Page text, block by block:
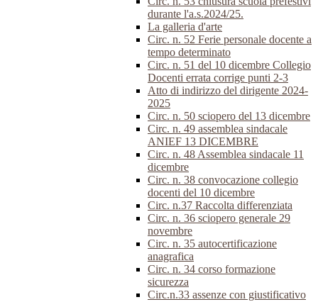
durante l'a.s.2024/25.
La galleria d'arte
Circ. n. 52 Ferie personale docente a
tempo determinato
Circ. n. 51 del 10 dicembre Collegio
Docenti errata corrige punti 2-3
Atto di indirizzo del dirigente 2024-
2025
Circ. n. 50 sciopero del 13 dicembre
Circ. n. 49 assemblea sindacale
ANIEF 13 DICEMBRE
Circ. n. 48 Assemblea sindacale 11
dicembre
Circ. n. 38 convocazione collegio
docenti del 10 dicembre
Circ. n.37 Raccolta differenziata
Circ. n. 36 sciopero generale 29
novembre
Circ. n. 35 autocertificazione
anagrafica
Circ. n. 34 corso formazione
sicurezza
Circ.n.33 assenze con giustificativo